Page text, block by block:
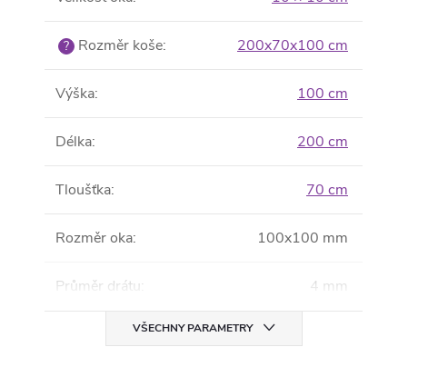
? Rozměr koše: 200x70x100 cm
Výška: 100 cm
Délka: 200 cm
Tloušťka: 70 cm
Rozměr oka: 100x100 mm
Průměr drátu : 4 mm
VŠECHNY PARAMETRY